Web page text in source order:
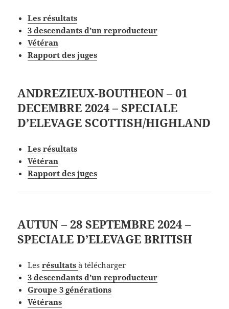
Les résultats
3 descendants d’un reproducteur
Vétéran
Rapport des juges
ANDREZIEUX-BOUTHEON – 01
DECEMBRE 2024 – SPECIALE
D’ELEVAGE SCOTTISH/HIGHLAND
Les résultats
Vétéran
Rapport des juges
AUTUN – 28 SEPTEMBRE 2024 –
SPECIALE D’ELEVAGE BRITISH
Lesrésultats à télécharger
3 descendants d’un reproducteur
Groupe 3 générations
Vétérans